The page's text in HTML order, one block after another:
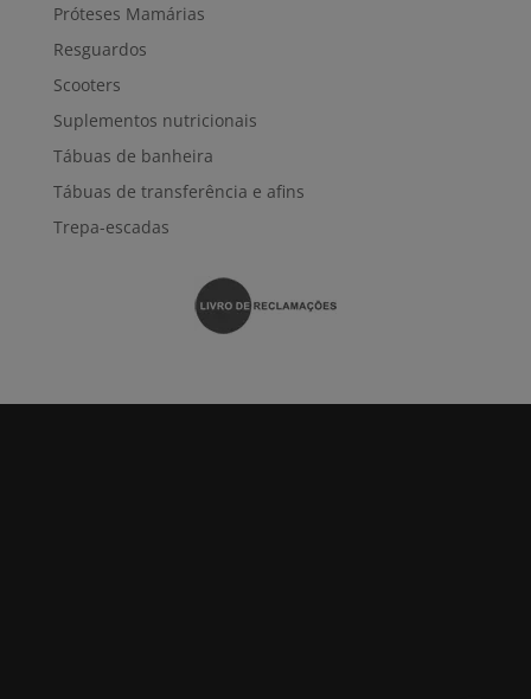
Próteses Mamárias
Resguardos
Scooters
Suplementos nutricionais
Tábuas de banheira
Tábuas de transferência e afins
Trepa-escadas